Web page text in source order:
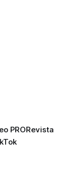
que
PRORevista